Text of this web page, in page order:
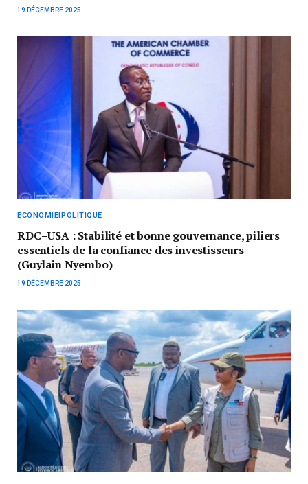
19 DÉCEMBRE 2025
ECONOMIE|POLITIQUE
RDC–USA : Stabilité et bonne gouvernance, piliers
essentiels de la confiance des investisseurs
(Guylain Nyembo)
19 DÉCEMBRE 2025